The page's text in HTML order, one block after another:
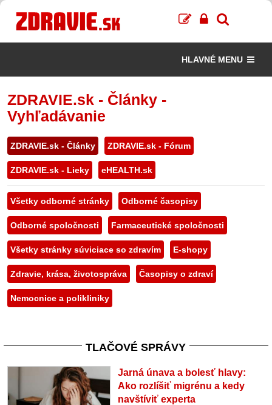
HLAVNÉ MENU
ZDRAVIE.sk - Články -
Vyhľadávanie
ZDRAVIE.sk - Články ZDRAVIE.sk - Fórum
ZDRAVIE.sk - Lieky eHEALTH.sk
Všetky odborné stránky Odborné časopisy
Odborné spoločnosti Farmaceutické spoločnosti
Všetky stránky súviciace so zdravím E-shopy
Zdravie, krása, životospráva Časopisy o zdraví
Nemocnice a polikliniky
TLAČOVÉ SPRÁVY
Jarná únava a bolesť hlavy:
Ako rozlíšiť migrénu a kedy
navštíviť experta